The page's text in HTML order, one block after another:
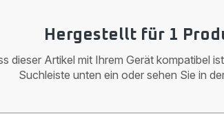
Hergestellt für 1
dieser Artikel mit Ihrem Gerät kompatibel
Suchleiste unten ein oder sehen Sie in